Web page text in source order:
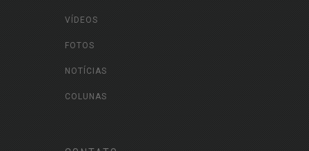
VÍDEOS
FOTOS
NOTÍCIAS
COLUNAS